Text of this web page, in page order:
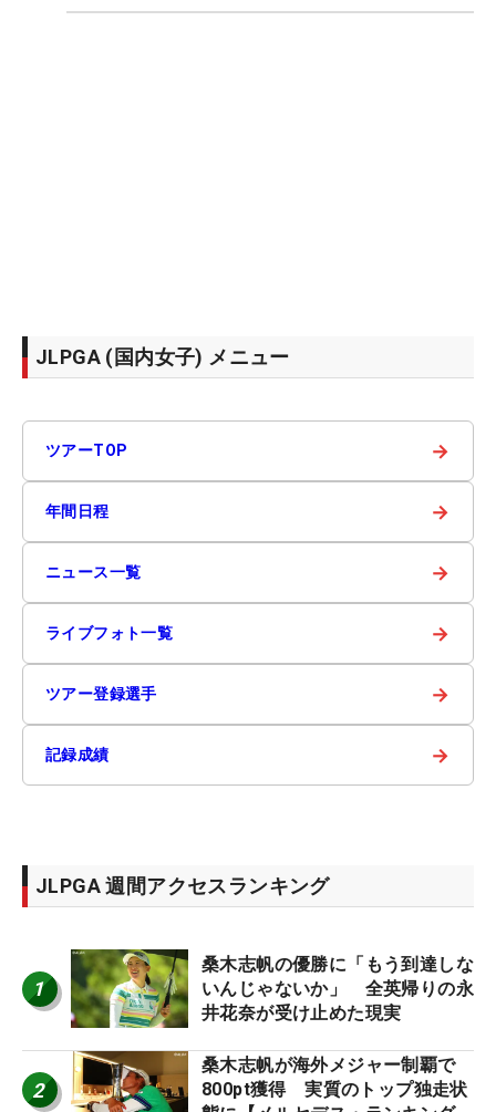
JLPGA (国内女子) メニュー
ツアーTOP →
年間日程 →
ニュース一覧 →
ライブフォト一覧 →
ツアー登録選手 →
記録成績 →
JLPGA 週間アクセスランキング
1
桑木志帆の優勝に「もう到達しな
いんじゃないか」 全英帰りの永
井花奈が受け止めた現実
2
桑木志帆が海外メジャー制覇で
800pt獲得 実質のトップ独走状